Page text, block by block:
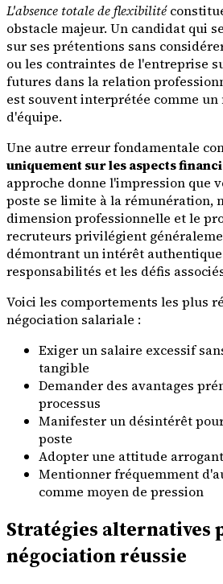
L'absence totale de flexibilité
obstacle majeur. Un candidat qui
sur ses prétentions sans
ou les contraintes de l'entreprise
futures dans la relation
est souvent interprétée comme
d'équipe.
Une autre erreur fondamentale
uniquement sur les aspects
approche donne l'impression que
poste se limite à la rémunération,
dimension professionnelle et le
recruteurs privilégient
démontrant un intérêt
responsabilités et les défis
Voici les comportements les plus
négociation salariale :
Exiger un salaire excessif
tangible
Demander des avantages
processus
Manifester un désintérêt
poste
Adopter une attitude
Mentionner fréquemment
comme moyen de pression
Stratégies alternatives
négociation réussie